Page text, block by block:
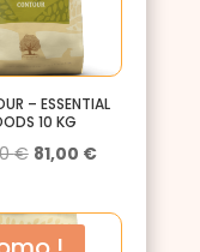
– ESSENTIAL
10 KG
€ Le
initial
était :
81,00 €Le
actuel